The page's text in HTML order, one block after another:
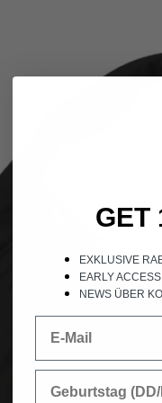
GET
EXKLUSIVE
EARLY ACCESS
NEWS ÜBER